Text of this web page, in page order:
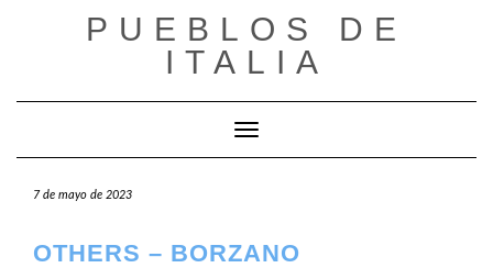
PUEBLOS DE
ITALIA
Cambiar modo de navegación
7 de mayo de 2023
OTHERS – BORZANO